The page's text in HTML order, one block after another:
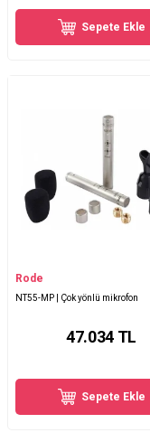
Sepete Ekle
Rode
NT55-MP | Çok yönlü mikrofon
47.034TL
Sepete Ekle